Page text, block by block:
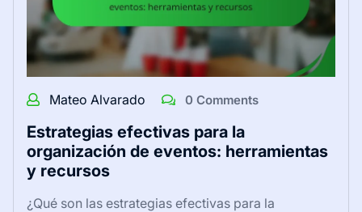
Mateo Alvarado 0 Comments
Estrategias efectivas para la
organización de eventos: herramientas
y recursos
¿Qué son las estrategias efectivas para la